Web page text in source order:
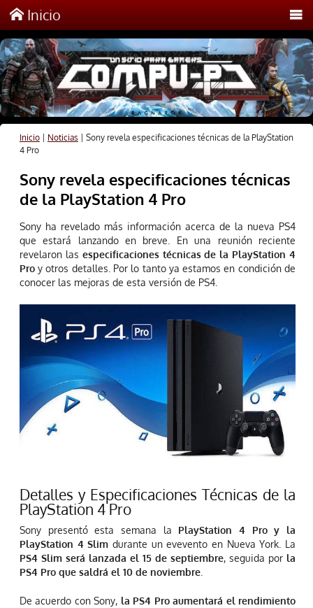
Inicio
Inicio| Noticias
Sony revela especificaciones técnicas de la PlayStation
4 Pro
Sony revela especificaciones técnicas
de la PlayStation 4 Pro
Sony ha revelado más información acerca de la nueva PS4
que estará lanzando en breve. En una reunión reciente
revelaron las especificaciones técnicas de la PlayStation 4
Proy otros detalles. Por lo tanto ya estamos en condición de
conocer las mejoras de esta versión de PS4.
Detalles y Especificaciones Técnicas de la
PlayStation 4 Pro
Sony presentó esta semana la PlayStation 4 Pro y la
PlayStation 4 Slim durante un evevento en Nueva York. La
PS4 Slim será lanzada el 15 de septiembre, seguida por la
PS4 Pro que saldrá el 10 de noviembre.
De acuerdo con Sony, la PS4 Pro aumentará el rendimiento